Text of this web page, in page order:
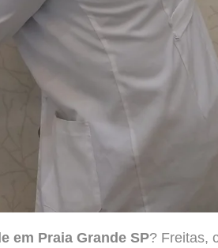
em Praia Grande SP? Freitas,